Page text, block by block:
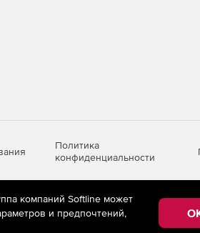
Политика
конфиденциальности
технологии предоставления
находящихся на территории
компаний Softline может
и предпочтений,